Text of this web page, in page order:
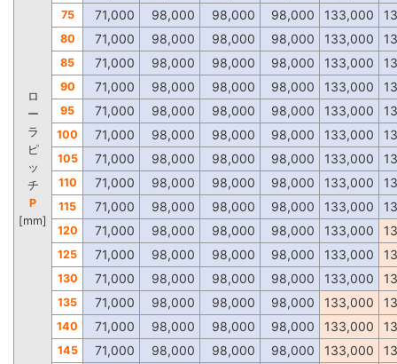
ロ
ー
ラ
ピ
ッ
チ
P
[mm]
75 71,000 98,000 98,000 98,000 133,000
80 71,000 98,000 98,000 98,000 133,000
85 71,000 98,000 98,000 98,000 133,000
90 71,000 98,000 98,000 98,000 133,000
95 71,000 98,000 98,000 98,000 133,000
100 71,000 98,000 98,000 98,000 133,000
105 71,000 98,000 98,000 98,000 133,000
110 71,000 98,000 98,000 98,000 133,000
115 71,000 98,000 98,000 98,000 133,000
120 71,000 98,000 98,000 98,000 133,000
125 71,000 98,000 98,000 98,000 133,000
130 71,000 98,000 98,000 98,000 133,000
135 71,000 98,000 98,000 98,000 133,000
140 71,000 98,000 98,000 98,000 133,000
145 71,000 98,000 98,000 98,000 133,000